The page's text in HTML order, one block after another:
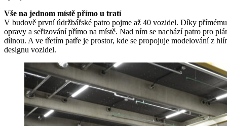
Vše na jednom místě přímo u tratí
V budově první údržbářské patro pojme až 40 vozidel. Díky
opravy a seřizování přímo na místě. Nad ním se nachází patro pro
dílnou. A ve třetím patře je prostor, kde se propojuje modelování z
designu vozidel.